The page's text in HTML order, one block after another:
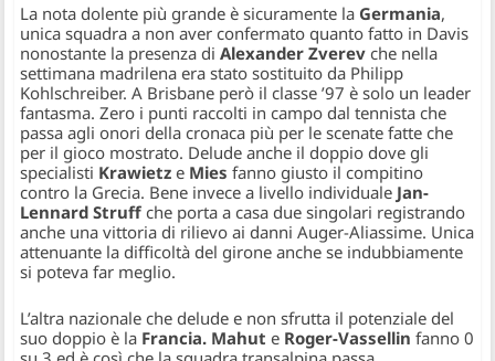
La nota dolente più grande è sicuramente la Germania,
unica squadra a non aver confermato quanto fatto in Davis
nonostante la presenza diAlexander Zverevche nella
settimana madrilena era stato sostituito da Philipp
Kohlschreiber. A Brisbane però il classe ’97 è solo un leader
fantasma. Zero i punti raccolti in campo dal tennista che
passa agli onori della cronaca più per le scenate fatte che
per il gioco mostrato. Delude anche il doppio dove gli
specialisti Krawietze Miesfanno giusto il compitino
contro la Grecia. Bene invece a livello individuale Jan-
Lennard Struff che porta a casa due singolari registrando
anche una vittoria di rilievo ai danni Auger-Aliassime. Unica
attenuante la difficoltà del girone anche se indubbiamente
si poteva far meglio.
L’altra nazionale che delude e non sfrutta il potenziale del
suo doppio è la Francia. Mahute Roger-Vassellin fanno 0